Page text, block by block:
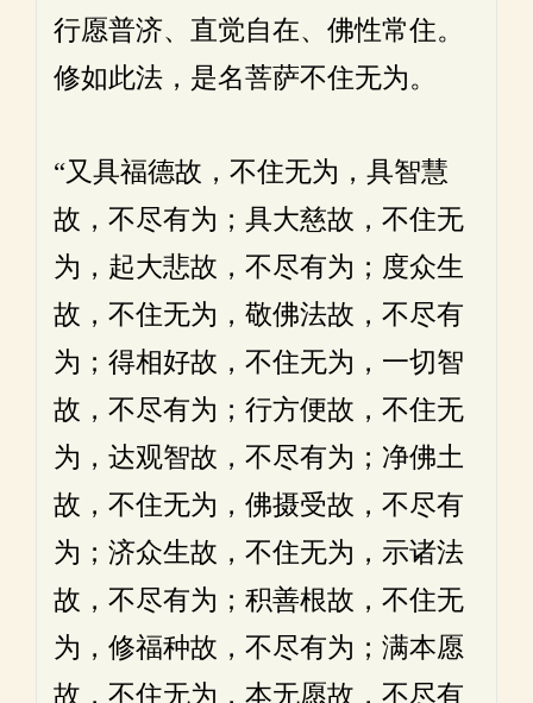
行愿普济、直觉自在、佛性常住。
修如此法，是名菩萨不住无为。
“又具福德故，不住无为，具智慧
故，不尽有为；具大慈故，不住无
为，起大悲故，不尽有为；度众生
故，不住无为，敬佛法故，不尽有
为；得相好故，不住无为，一切智
故，不尽有为；行方便故，不住无
为，达观智故，不尽有为；净佛土
故，不住无为，佛摄受故，不尽有
为；济众生故，不住无为，示诸法
故，不尽有为；积善根故，不住无
为，修福种故，不尽有为；满本愿
故，不住无为，本无愿故，不尽有